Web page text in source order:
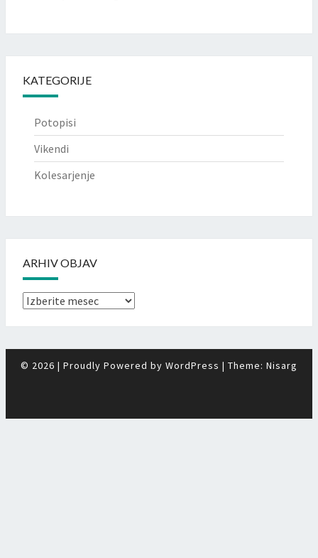
KATEGORIJE
Potopisi
Vikendi
Kolesarjenje
ARHIV OBJAV
Arhiv
objav
© 2026 | Proudly Powered by WordPress | Theme: Nisarg